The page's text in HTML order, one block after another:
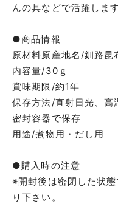
んの具などで活躍します
●商品情報
原材料原産地名/釧路昆
内容量/30ｇ
賞味期限/約1年
保存方法/直射日光、高
密封容器で保存
用途/煮物用・だし用
●購入時の注意
※開封後は密閉した状
り下さい。